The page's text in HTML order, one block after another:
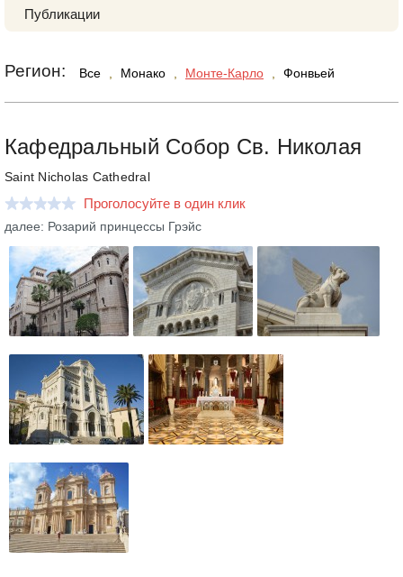
Публикации
Регион: Все Монако Монте-Карло Фонвьей
Кафедральный Собор Св. Николая
Saint Nicholas Cathedral
Проголосуйте в один клик
далее: Розарий принцессы Грэйс